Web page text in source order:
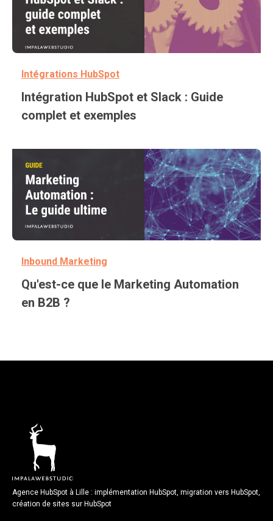
Intégrations HubSpot
Intégration HubSpot et Slack : Guide
complet et exemples
Inbound Marketing
Qu'est-ce que le Marketing Automation
en B2B ?
Agence HubSpot à Lille : implémentation HubSpot, migration vers HubSpot,
création de sites sur HubSpot